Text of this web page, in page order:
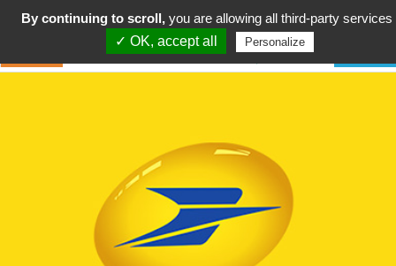
By continuing to scroll, you are allowing all third-party services
✓ OK, accept all
Personalize